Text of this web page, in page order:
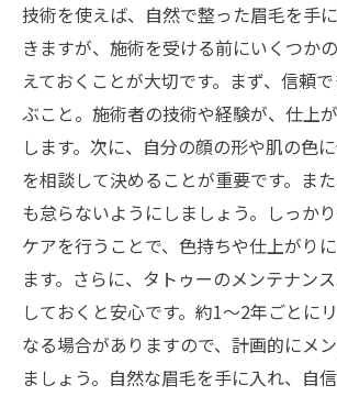
技術を使えば、自然で整った眉毛を手
きますが、施術を受ける前にいくつか
えておくことが大切です。まず、信頼
ぶこと。施術者の技術や経験が、仕上
します。次に、自分の顔の形や肌の色
を相談して決めることが重要です。ま
も怠らないようにしましょう。しっか
ケアを行うことで、色持ちや仕上がり
ます。さらに、タトゥーのメンテナン
しておくと安心です。約1〜2年ごとに
なる場合がありますので、計画的にメ
ましょう。自然な眉毛を手に入れ、自